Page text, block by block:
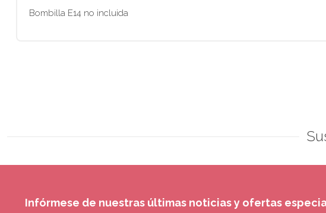
Bombilla E14 no incluida
Infórmese de nuestras últimas noticias y ofertas